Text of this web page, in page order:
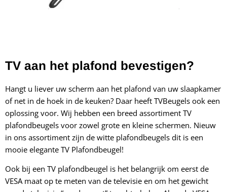
TV aan het plafond bevestigen?
Hangt u liever uw scherm aan het plafond van uw slaapkamer
of net in de hoek in de keuken? Daar heeft TVBeugels ook een
oplossing voor. Wij hebben een breed assortiment TV
plafondbeugels voor zowel grote en kleine schermen. Nieuw
in ons assortiment zijn de witte plafondbeugels dit is een
mooie elegante TV Plafondbeugel!
Ook bij een TV plafondbeugel is het belangrijk om eerst de
VESA maat op te meten van de televisie en om het gewicht